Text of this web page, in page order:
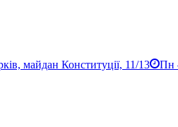
майдан Конституції, 11/13 Пн